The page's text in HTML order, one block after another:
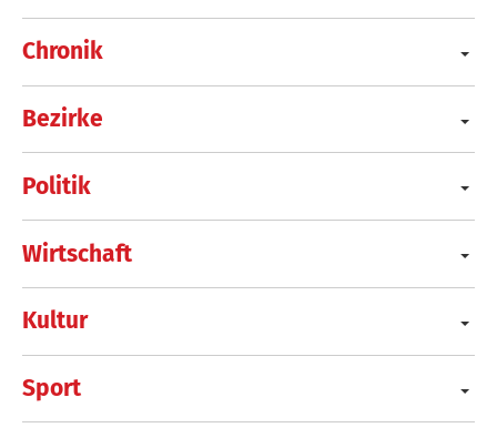
Chronik
Bezirke
Politik
Wirtschaft
Kultur
Sport